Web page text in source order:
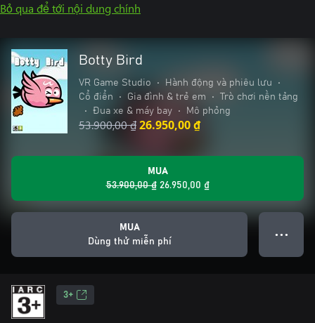
Bỏ qua để tới nội dung chính
Botty Bird
VR Game Studio • Hành động và phiêu lưu
•
Cổ điển
• Gia đình & trẻ em •
Trò chơi nền tảng
•
Đua xe & máy bay • Mô phỏng
53.900,00 ₫26.950,00 ₫
MUA
53.900,00 ₫ 26.950,00 ₫
MUA
Dùng thử miễn phí
● ● ●
3+